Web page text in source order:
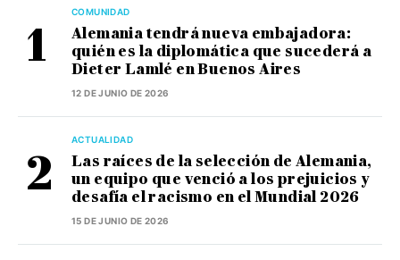
COMUNIDAD
Alemania tendrá nueva embajadora:
quién es la diplomática que sucederá a
Dieter Lamlé en Buenos Aires
12 DE JUNIO DE 2026
ACTUALIDAD
Las raíces de la selección de Alemania,
un equipo que venció a los prejuicios y
desafía el racismo en el Mundial 2026
15 DE JUNIO DE 2026